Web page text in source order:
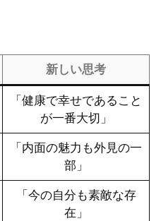
新しい思考
「健康で幸せであること
が一番大切」
「内面の魅力も外見の一
部」
「今の自分も素敵な存
在」